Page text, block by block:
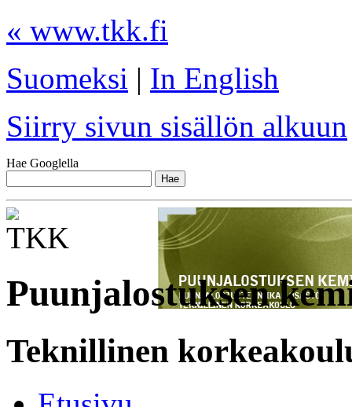
« www.tkk.fi
Suomeksi | In English
Siirry sivun sisällön alkuun
Hae Googlella
Puunjalostuksen
Teknillinen